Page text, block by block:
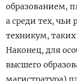
образованием,
а среди тех,
техникум,
Наконец, для
высшего